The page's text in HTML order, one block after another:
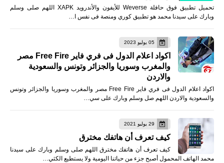
تحميل تطبيق فوق حافلة Weverse للأيفون والأندرويد XAPK اللهم صلى وسلم
وبارك على سيدنا محمد هو تطبيق كوري ومنصة فى نفس ا…
05 يوليو 2023
اكواد اعلام الدول فى فري فاير Free Fire مصر
والمغرب وسوريا والجزائر وتونس والسعودية
والاردن
اكواد اعلام الدول فى فري فاير Free Fire مصر والمغرب وسوريا والجزائر وتونس
والسعودية والاردن اللهم صل وسلم وبارك على سي…
29 يوليو 2021
كيف تعرف أن هاتفك مخترق
كيف تعرف أن هاتفك مخترق اللهم صلى وسلم وبارك على سيدنا
محمد الهاتف المحمول أصبح جزء من حياتنا اليومية ولا يستطيع الكثي…